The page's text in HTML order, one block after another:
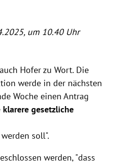
um 10.40 Uhr
Hofer zu Wort. Die
werde in der nächsten
Woche einen Antrag
klarere gesetzliche
soll".
werden, "dass